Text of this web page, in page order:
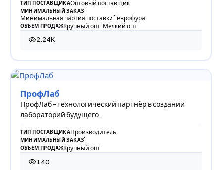
ТИП ПОСТАВЩИКАОптовый поставщик
МИНИМАЛЬНЫЙ ЗАКАЗ
Минимальная партия поставки 1 еврофура.
ОБЪЕМ ПРОДАЖКрупный опт, Мелкий опт
2.24K
2 237 просмотров
ПрофЛаб
ПрофЛаб – технологический партнёр в создании
лабораторий будущего.
ТИП ПОСТАВЩИКАПроизводитель
МИНИМАЛЬНЫЙ ЗАКАЗ1
ОБЪЕМ ПРОДАЖКрупный опт
140
140 просмотров